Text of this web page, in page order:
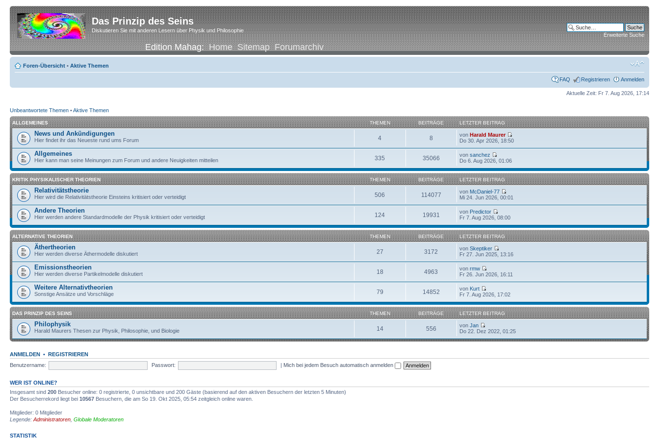
Das Prinzip des Seins
Diskutieren Sie mit anderen Lesern über Physik und Philosophie
Edition Mahag:Home Sitemap Forumarchiv
Erweiterte Suche
Foren-Übersicht • Aktive Themen
FAQ Registrieren Anmelden
Aktuelle Zeit: Fr 7. Aug 2026, 17:14
Unbeantwortete Themen •Aktive Themen
ALLGEMEINES THEMEN BEITRÄGE LETZTER BEITRAG
News und Ankündigungen
Hier findet ihr das Neueste rund ums Forum 4 8 vonHarald Maurer
Do 30. Apr 2026, 18:50
Allgemeines
Hier kann man seine Meinungen zum Forum und andere Neuigkeiten mitteilen 335 35066 vonsanchez
Do 6. Aug 2026, 01:06
KRITIK PHYSIKALISCHER THEORIEN THEMEN BEITRÄGE LETZTER BEITRAG
Relativitätstheorie
Hier wird die Relativitätstheorie Einsteins kritisiert oder verteidigt 506 114077 von McDaniel-77
Mi 24. Jun 2026, 00:01
Andere Theorien
Hier werden andere Standardmodelle der Physik kritisiert oder verteidigt 124 19931 von Predictor
Fr 7. Aug 2026, 08:00
ALTERNATIVE THEORIEN THEMEN BEITRÄGE LETZTER BEITRAG
Äthertheorien
Hier werden diverse Äthermodelle diskutiert 27 3172 vonSkeptiker
Fr 27. Jun 2025, 13:16
Emissionstheorien
Hier werden diverse Partikelmodelle diskutiert 18 4963 vonrmw
Fr 26. Jun 2026, 16:11
Weitere Alternativtheorien
Sonstige Ansätze und Vorschläge 79 14852 von Kurt
Fr 7. Aug 2026, 17:02
DAS PRINZIP DES SEINS THEMEN BEITRÄGE LETZTER BEITRAG
Philophysik
Harald Maurers Thesen zur Physik, Philosophie, und Biologie 14 556 vonJan
Do 22. Dez 2022, 01:25
ANMELDEN • REGISTRIEREN
Benutzername:
Passwort: | Mich bei jedem Besuch automatisch anmelden
WER IST ONLINE?
Insgesamt sind 200 Besucher online: 0 registrierte, 0 unsichtbare und 200 Gäste (basierend auf den aktiven Besuchern der letzten 5 Minuten)
Der Besucherrekord liegt bei 10567 Besuchern, die am So 19. Okt 2025, 05:54 zeitgleich online waren.
Mitglieder: 0 Mitglieder
Legende: Administratoren Globale Moderatoren
STATISTIK